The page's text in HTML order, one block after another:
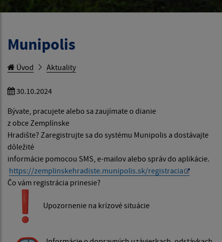
Munipolis
Úvod Aktuality
30.10.2024
Bývate, pracujete alebo sa zaujímate o dianie
z obce Zemplínske
Hradište? Zaregistrujte sa do systému Munipolis a dostávajte
dôležité
informácie pomocou SMS, e-mailov alebo správ do aplikácie.
https://zemplinskehradiste.munipolis.sk/registracia
Čo vám registrácia prinesie?
Upozornenie na krízové situácie